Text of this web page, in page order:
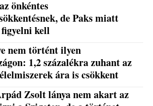
önkéntes
de Paks miatt
kell
nem történt ilyen
1,2 százalékra zuhant az
ára is csökkent
Zsolt lánya nem akart az